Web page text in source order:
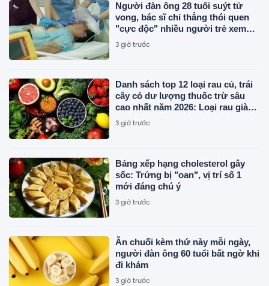
Người đàn ông 28 tuổi suýt tử
vong, bác sĩ chỉ thẳng thói quen
"cực độc" nhiều người trẻ xem
nhẹ
3 giờ trước
Danh sách top 12 loại rau củ, trái
cây có dư lượng thuốc trừ sâu
cao nhất năm 2026: Loại rau giàu
chất sắt quen thuộc đứng đầu,
táo, nho và dâu tây đều góp mặt
3 giờ trước
Bảng xếp hạng cholesterol gây
sốc: Trứng bị "oan", vị trí số 1
mới đáng chú ý
3 giờ trước
Ăn chuối kèm thứ này mỗi ngày,
người đàn ông 60 tuổi bất ngờ khi
đi khám
3 giờ trước